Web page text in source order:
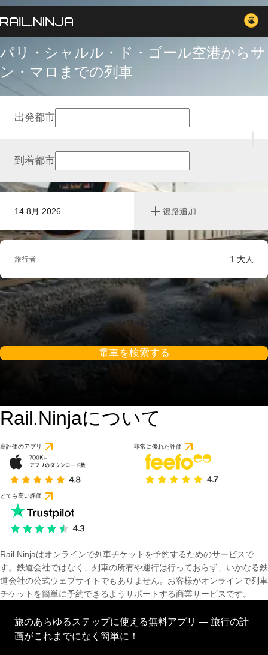
パリ・シャルル・ド・ゴール空港からサ
ン・マロまでの列車
14 8月 2026 復路追加
出発都市
到着都市
旅行者 1 大人
電車を検索する
Rail.Ninjaについて
高評価のアプリ 非常に優れた評価
とても高い評価
Rail Ninjaはオンラインで列車チケットを予約するためのサービスで
す。鉄道会社ではなく、列車の所有や運行は行っておらず、いかなる鉄
道会社の公式ウェブサイトでもありません。お客様がオンラインで列車
チケットを簡単に予約できるようサポートする商業サービスです。
旅のあらゆるステップに使える無料アプリ — 旅行の計
画がこれまでになく簡単に！